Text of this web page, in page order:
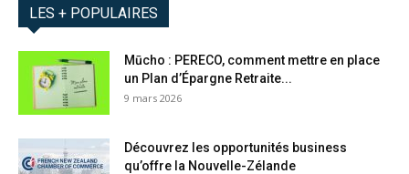
LES + POPULAIRES
Mūcho : PERECO, comment mettre en place
un Plan d’Épargne Retraite...
9 mars 2026
Découvrez les opportunités business
qu’offre la Nouvelle-Zélande